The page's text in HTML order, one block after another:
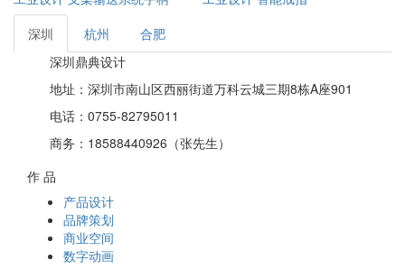
深圳
杭州
合肥
深圳鼎典设计
地址：深圳市南山区西丽街道万科云城三期8栋A座901
电话：0755-82795011
商务：18588440926（张先生）
作 品
产品设计
品牌策划
商业空间
数字动画